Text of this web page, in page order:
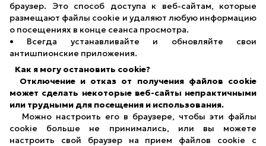
браузер. Это способ доступа к веб-сайтам, которые
размещают файлы cookie и удаляют любую информацию
о посещениях в конце сеанса просмотра.
• Всегда устанавливайте и обновляйте свои
антишпионские приложения.
Как я могу остановить cookie?
Отключение и отказ от получения файлов cookie
может сделать некоторые веб-сайты непрактичными
или трудными для посещения и использования.
Можно настроить его в браузере, чтобы эти файлы
cookie больше не принимались, или вы можете
настроить свой браузер на прием файлов cookie с